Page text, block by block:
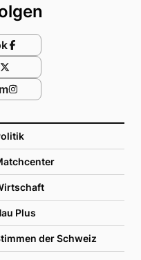
Plus
der Schweiz